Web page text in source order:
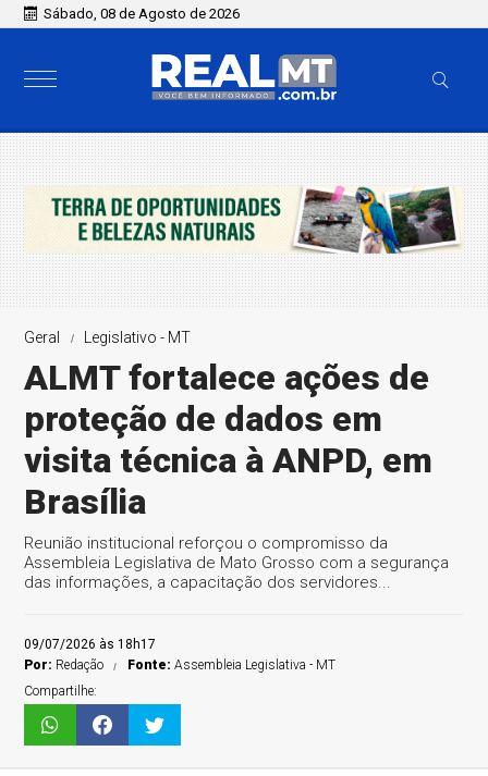
Sábado, 08 de Agosto de 2026
Geral Legislativo - MT
ALMT fortalece ações de
proteção de dados em
visita técnica à ANPD, em
Brasília
Reunião institucional reforçou o compromisso da
Assembleia Legislativa de Mato Grosso com a segurança
das informações, a capacitação dos servidores...
09/07/2026 às 18h17
Por: Redação Fonte:Assembleia Legislativa - MT
Compartilhe: